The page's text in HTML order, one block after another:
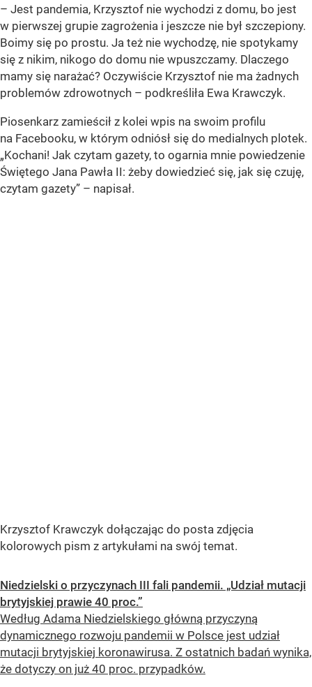
– Jest pandemia, Krzysztof nie wychodzi z domu, bo jest
w pierwszej grupie zagrożenia i jeszcze nie był szczepiony.
Boimy się po prostu. Ja też nie wychodzę, nie spotykamy
się z nikim, nikogo do domu nie wpuszczamy. Dlaczego
mamy się narażać? Oczywiście Krzysztof nie ma żadnych
problemów zdrowotnych – podkreśliła Ewa Krawczyk.
Piosenkarz zamieścił z kolei wpis na swoim profilu
na Facebooku, w którym odniósł się do medialnych plotek.
„Kochani! Jak czytam gazety, to ogarnia mnie powiedzenie
Świętego Jana Pawła II: żeby dowiedzieć się, jak się czuję,
czytam gazety” – napisał.
Krzysztof Krawczyk dołączając do posta zdjęcia
kolorowych pism z artykułami na swój temat.
Niedzielski o przyczynach III fali pandemii. „Udział mutacji
brytyjskiej prawie 40 proc.”
Według Adama Niedzielskiego główną przyczyną
dynamicznego rozwoju pandemii w Polsce jest udział
mutacji brytyjskiej koronawirusa. Z ostatnich badań wynika,
że dotyczy on już 40 proc. przypadków.